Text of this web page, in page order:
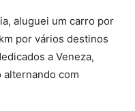
aluguei um carro por
por vários destinos
a Veneza,
alternando com